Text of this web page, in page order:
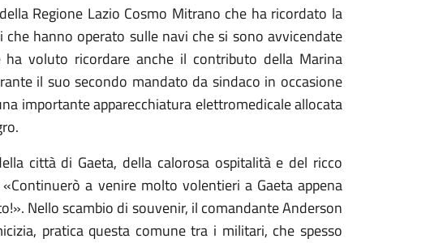
Regione Lazio Cosmo Mitrano che ha ricordato la
hanno operato sulle navi che si sono avvicendate
voluto ricordare anche il contributo della Marina
il suo secondo mandato da sindaco in occasione
importante apparecchiatura elettromedicale allocata
città di Gaeta, della calorosa ospitalità e del ricco
a venire molto volentieri a Gaeta appena
Nello scambio di souvenir, il comandante Anderson
pratica questa comune tra i militari, che spesso